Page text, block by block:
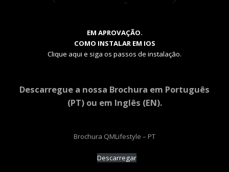
EM APROVAÇÃO.
COMO INSTALAR EM IOS
Clique aqui e siga os passos de instalação.
Descarregue a nossa Brochura em Português
(PT) ou em Inglês (EN).
Brochura QMLifestyle – PT
Descarregar